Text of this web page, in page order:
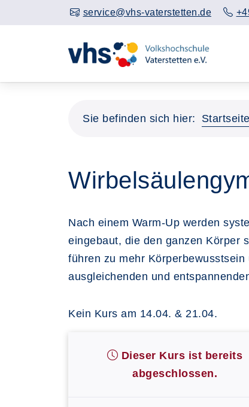
service@vhs-vaterstetten.de
Sie befinden sich hier: Startseite
Nach einem Warm-Up werden
eingebaut, die den ganzen Körper
führen zu mehr
ausgleichenden und
Kein Kurs am 14.04. & 21.04.
Dieser Kurs ist bereits
abgeschlossen.